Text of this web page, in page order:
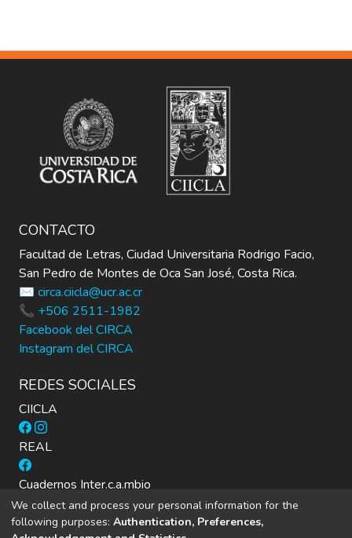
CONTACTO
Facultad de Letras, Ciudad Universitaria Rodrigo Facio,
San Pedro de Montes de Oca San José, Costa Rica.
✉️ circa.ciicla@ucr.ac.cr
📞 +506 2511-1982
Facebook del CIRCA
Instagram del CIRCA
REDES SOCIALES
CIICLA
REAL
Cuadernos Inter.c.a.mbio
We collect and process your personal information for the
following purposes: Authentication, Preferences,